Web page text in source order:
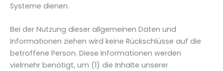
Systeme dienen.
Bei der Nutzung dieser allgemeinen Daten und
Informationen ziehen wird keine Rückschlüsse auf die
betroffene Person. Diese Informationen werden
vielmehr benötigt, um (1) die Inhalte unserer